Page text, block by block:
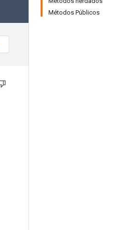
Métodos Públicos